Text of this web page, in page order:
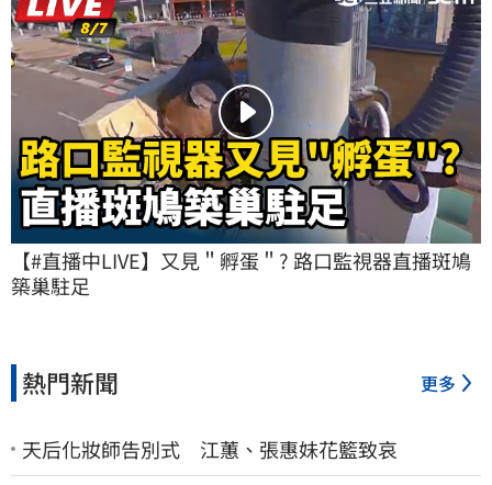
【#直播中LIVE】又見＂孵蛋＂? 路口監視器直播斑鳩
築巢駐足
熱門新聞 更多
天后化妝師告別式 江蕙、張惠妹花籃致哀